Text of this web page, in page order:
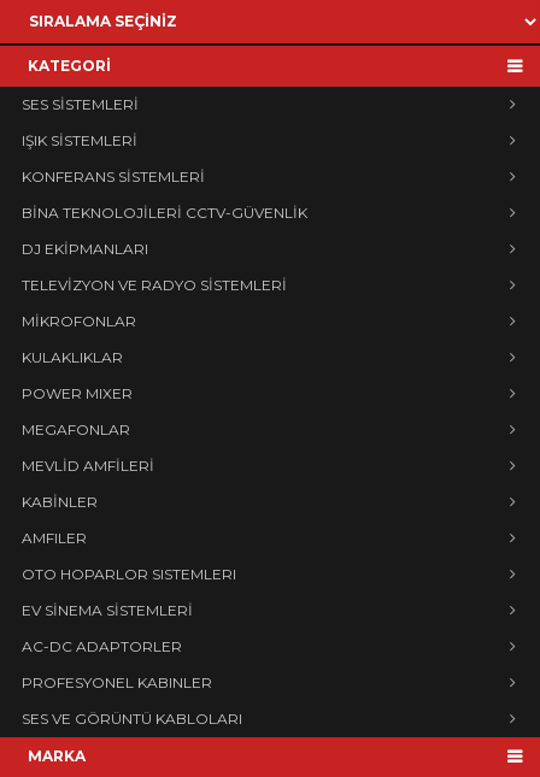
KATEGORİ
SES SİSTEMLERİ
IŞIK SİSTEMLERİ
KONFERANS SİSTEMLERİ
BİNA TEKNOLOJİLERİ CCTV-GÜVENLİK
DJ EKİPMANLARI
TELEVİZYON VE RADYO SİSTEMLERİ
MİKROFONLAR
KULAKLIKLAR
POWER MIXER
MEGAFONLAR
MEVLİD AMFİLERİ
KABİNLER
AMFILER
OTO HOPARLOR SISTEMLERI
EV SİNEMA SİSTEMLERİ
AC-DC ADAPTORLER
PROFESYONEL KABINLER
SES VE GÖRÜNTÜ KABLOLARI
MARKA